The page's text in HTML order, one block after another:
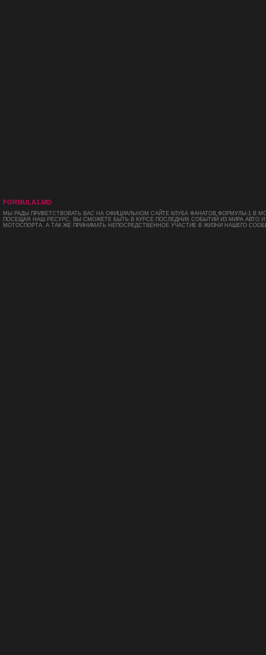
FORMULA1.MD
МЫ РАДЫ ПРИВЕТСТВОВАТЬ ВАС НА ОФИЦИАЛЬНОМ САЙТЕ КЛУБА ФАНАТОВ ФОРМУЛЫ-1 В
ПОСЕЩАЯ НАШ РЕСУРС, ВЫ СМОЖЕТЕ БЫТЬ В КУРСЕ ПОСЛЕДНИХ СОБЫТИЙ ИЗ МИРА АВТО И
МОТОСПОРТА, А ТАК ЖЕ ПРИНИМАТЬ НЕПОСРЕДСТВЕННОЕ УЧАСТИЕ В ЖИЗНИ НАШЕГО